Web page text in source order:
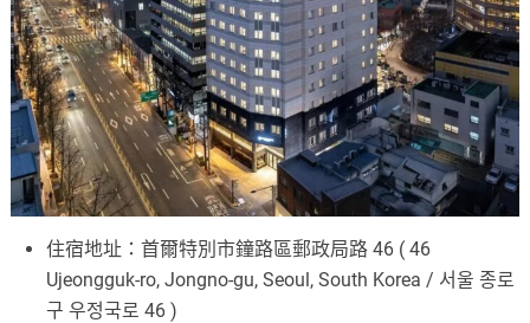
住宿地址：首爾特別市鐘路區郵政局路 46 ( 46
Ujeongguk-ro, Jongno-gu, Seoul, South Korea / 서울 종로
구 우정국로 46 )